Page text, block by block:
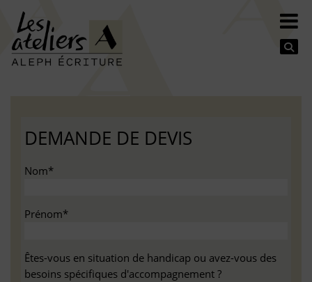
DEMANDE DE DEVIS
Nom*
Prénom*
Êtes-vous en situation de handicap ou avez-vous des
besoins spécifiques d'accompagnement ?